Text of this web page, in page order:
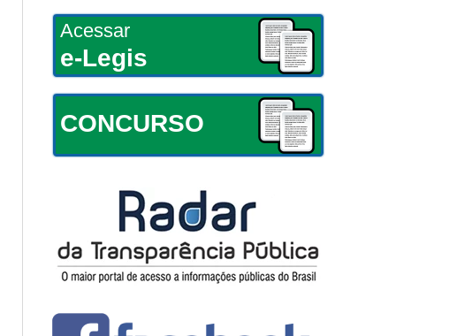
Acessar
e-Legis
CONCURSO